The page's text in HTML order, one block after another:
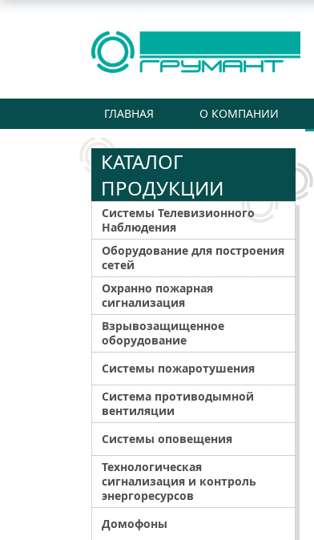
ГЛАВНАЯ О КОМПАНИИ
КАТАЛОГ
ПРОДУКЦИИ
Системы Телевизионного
Наблюдения
Оборудование для построения
сетей
Охранно пожарная
сигнализация
Взрывозащищенное
оборудование
Системы пожаротушения
Система противодымной
вентиляции
Системы оповещения
Технологическая
сигнализация и контроль
энергоресурсов
Домофоны